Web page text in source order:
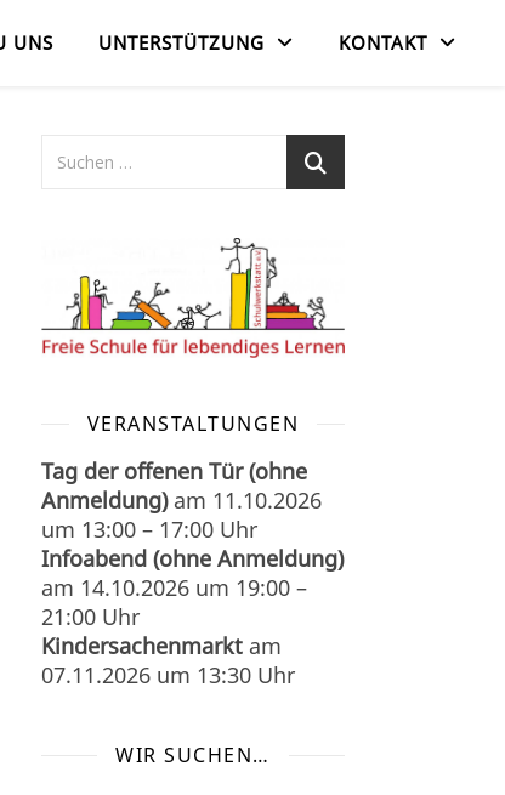
UNS UNTERSTÜTZUNG KONTAKT
VERANSTALTUNGEN
Tag der offenen Tür (ohne
Anmeldung)am 11.10.2026
um 13:00 – 17:00 Uhr
Infoabend (ohne Anmeldung)
am 14.10.2026 um 19:00 –
21:00 Uhr
Kindersachenmarkt am
07.11.2026 um 13:30 Uhr
WIR SUCHEN…